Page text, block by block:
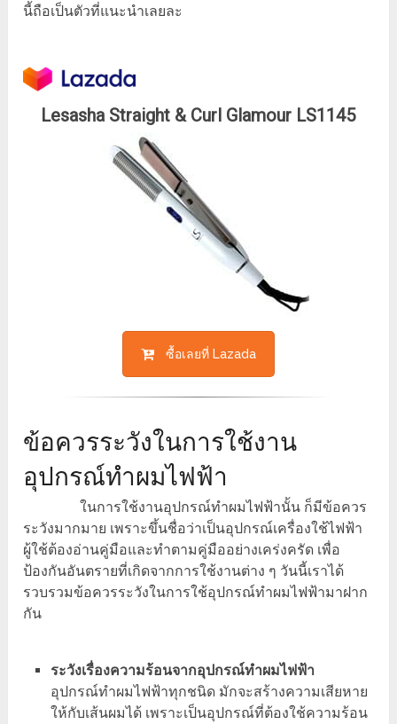
นี้ถือเป็นตัวที่แนะนำเลยละ
Lesasha Straight & Curl Glamour LS1145
ซื้อเลยที่ Lazada
ข้อควรระวังในการใช้งาน
อุปกรณ์ทำผมไฟฟ้า
ในการใช้งานอุปกรณ์ทำผมไฟฟ้านั้น ก็มีข้อควร
ระวังมากมาย เพราะขึ้นชื่อว่าเป็นอุปกรณ์เครื่องใช้ไฟฟ้า
ผู้ใช้ต้องอ่านคู่มือและทำตามคู่มืออย่างเคร่งครัด เพื่อ
ป้องกันอันตรายที่เกิดจากการใช้งานต่าง ๆ วันนี้เราได้
รวบรวมข้อควรระวังในการใช้อุปกรณ์ทำผมไฟฟ้ามาฝาก
กัน
ระวังเรื่องความร้อนจากอุปกรณ์ทำผมไฟฟ้า
อุปกรณ์ทำผมไฟฟ้าทุกชนิด มักจะสร้างความเสียหาย
ให้กับเส้นผมได้ เพราะเป็นอุปกรณ์ที่ต้องใช้ความร้อน